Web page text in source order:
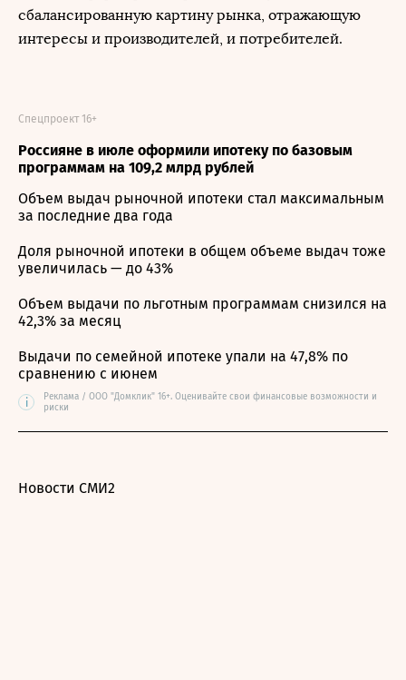
сбалансированную картину рынка, отражающую
интересы и производителей, и потребителей.
Россияне в июле оформили ипотеку по базовым
программам на 109,2 млрд рублей
Спецпроект 16+
Объем выдач рыночной ипотеки стал максимальным
за последние два года
Доля рыночной ипотеки в общем объеме выдач тоже
увеличилась — до 43%
Объем выдачи по льготным программам снизился на
42,3% за месяц
Выдачи по семейной ипотеке упали на 47,8% по
сравнению с июнем
i
Реклама / ООО "Домклик" 16+. Оценивайте свои финансовые возможности и
риски
Новости СМИ2